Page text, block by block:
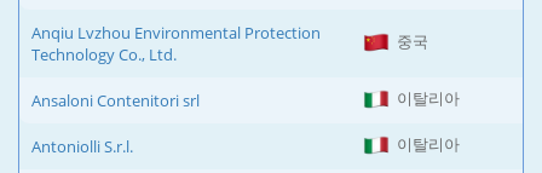
Anqiu Lvzhou Environmental Protection
Technology Co., Ltd.
중국
Ansaloni Contenitori srl 이탈리아
Antoniolli S.r.l. 이탈리아